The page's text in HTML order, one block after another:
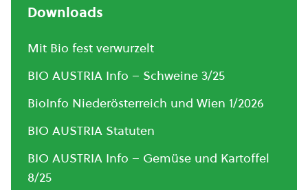
Downloads
Mit Bio fest verwurzelt
BIO AUSTRIA Info – Schweine 3/25
BioInfo Niederösterreich und Wien 1/2026
BIO AUSTRIA Statuten
BIO AUSTRIA Info – Gemüse und Kartoffel
8/25